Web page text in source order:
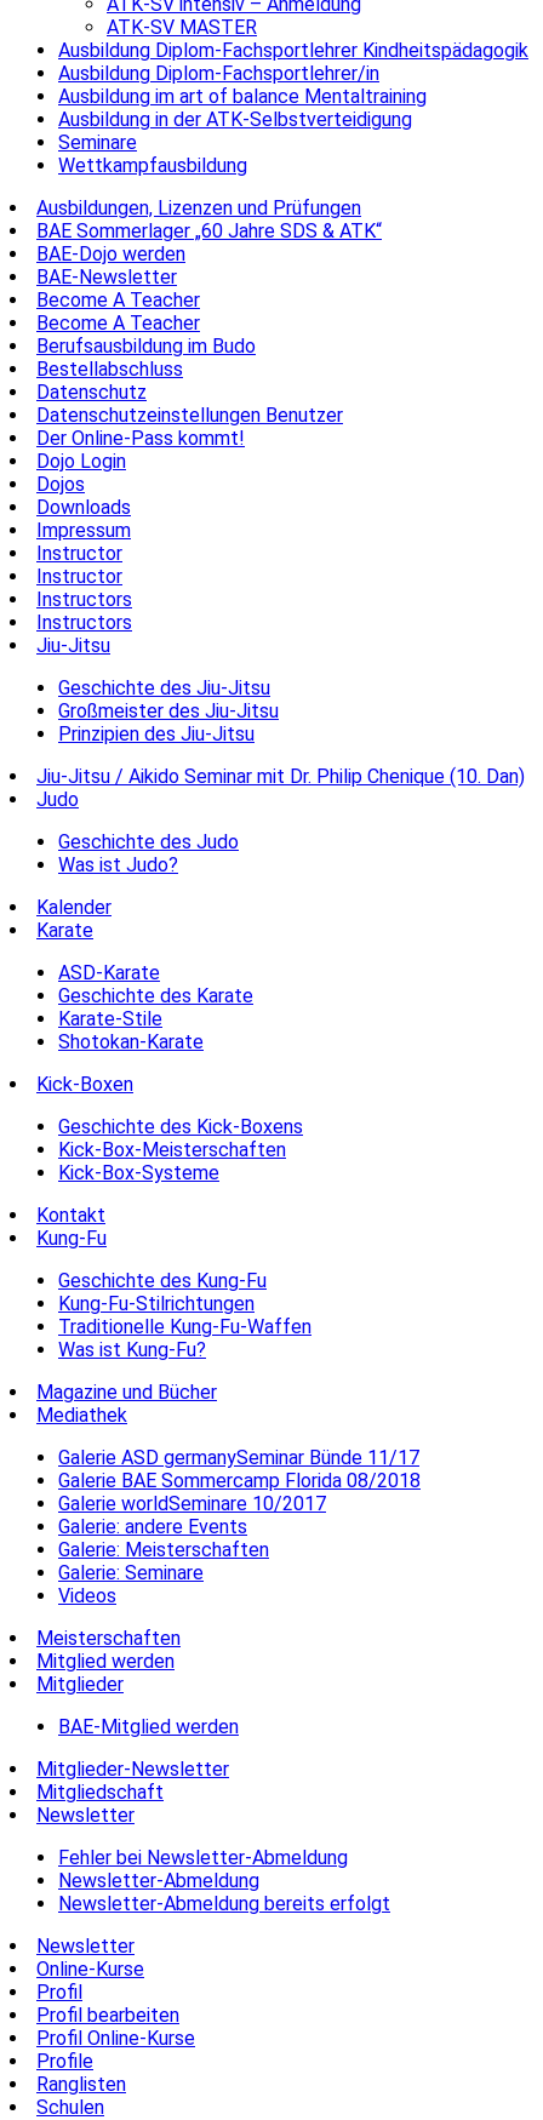
ATK-SV MASTER
Ausbildung Diplom-Fachsportlehrer Kindheitspädagogik
Ausbildung Diplom-Fachsportlehrer/in
Ausbildung im art of balance Mentaltraining
Ausbildung in der ATK-Selbstverteidigung
Seminare
Wettkampfausbildung
Ausbildungen, Lizenzen und Prüfungen
BAE Sommerlager „60 Jahre SDS & ATK“
BAE-Dojo werden
BAE-Newsletter
Become A Teacher
Become A Teacher
Berufsausbildung im Budo
Bestellabschluss
Datenschutz
Datenschutzeinstellungen Benutzer
Der Online-Pass kommt!
Dojo Login
Dojos
Downloads
Impressum
Instructor
Instructor
Instructors
Instructors
Jiu-Jitsu
Geschichte des Jiu-Jitsu
Großmeister des Jiu-Jitsu
Prinzipien des Jiu-Jitsu
Jiu-Jitsu / Aikido Seminar mit Dr. Philip Chenique (10. Dan)
Judo
Geschichte des Judo
Was ist Judo?
Kalender
Karate
ASD-Karate
Geschichte des Karate
Karate-Stile
Shotokan-Karate
Kick-Boxen
Geschichte des Kick-Boxens
Kick-Box-Meisterschaften
Kick-Box-Systeme
Kontakt
Kung-Fu
Geschichte des Kung-Fu
Kung-Fu-Stilrichtungen
Traditionelle Kung-Fu-Waffen
Was ist Kung-Fu?
Magazine und Bücher
Mediathek
Galerie ASD germanySeminar Bünde 11/17
Galerie BAE Sommercamp Florida 08/2018
Galerie worldSeminare 10/2017
Galerie: andere Events
Galerie: Meisterschaften
Galerie: Seminare
Videos
Meisterschaften
Mitglied werden
Mitglieder
BAE-Mitglied werden
Mitglieder-Newsletter
Mitgliedschaft
Newsletter
Fehler bei Newsletter-Abmeldung
Newsletter-Abmeldung
Newsletter-Abmeldung bereits erfolgt
Newsletter
Online-Kurse
Profil
Profil bearbeiten
Profil Online-Kurse
Profile
Ranglisten
Schulen